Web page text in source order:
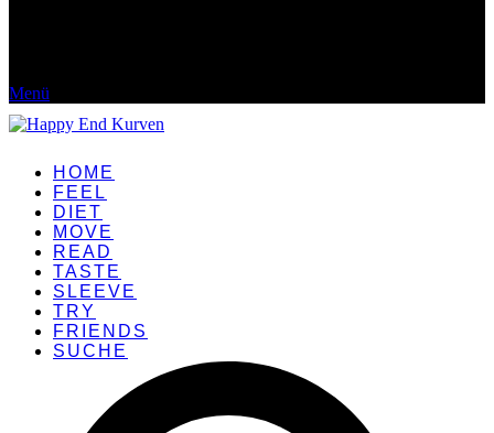
Menü
HOME
FEEL
DIET
MOVE
READ
TASTE
SLEEVE
TRY
FRIENDS
SUCHE